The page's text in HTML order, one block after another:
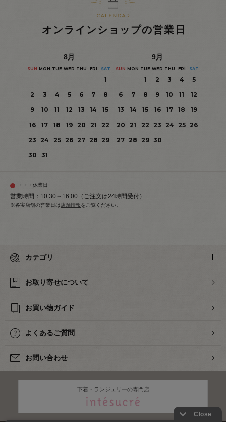
オンラインショップの営業日
8月
SUN MON TUE WED THU FRI SAT
1
2
3 4 5 6 7
8
9
10 11 12 13 14
15
16
17 18 19 20 21
22
23
24 25 26 27 28 29
30
31
9月
SUN MON TUE WED THU FRI SAT
1 2 3 4
5
6
7 8 9 10 11
12
13
14 15 16 17 18
19
20
21 22 23 24 25
26
27 28 29 30
・・・休業日
営業時間：10:30～16:00（ご注文は24時間受付）
※各実店舗の営業日は店舗情報をご覧ください。
カテゴリ
お取り寄せについて
お買い物ガイド
よくあるご質問
お問い合わせ
下着・ランジェリーの専門店